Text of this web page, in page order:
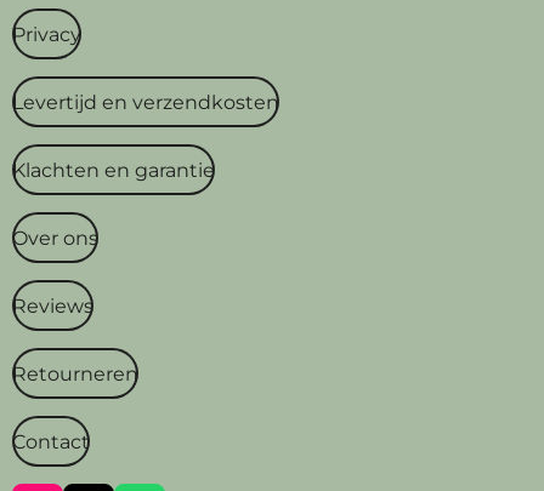
Privacy
Levertijd en verzendkosten
Klachten en garantie
Over ons
Reviews
Retourneren
Contact